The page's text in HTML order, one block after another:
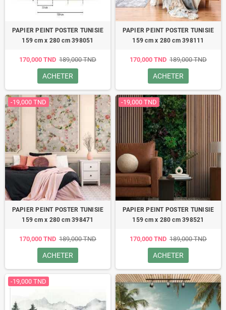
PAPIER PEINT POSTER TUNISIE
159 cm x 280 cm 398051
170,000 TND 189,000 TND
ACHETER
PAPIER PEINT POSTER TUNISIE
159 cm x 280 cm 398111
170,000 TND 189,000 TND
ACHETER
-19,000 TND
PAPIER PEINT POSTER TUNISIE
159 cm x 280 cm 398471
170,000 TND 189,000 TND
ACHETER
-19,000 TND
PAPIER PEINT POSTER TUNISIE
159 cm x 280 cm 398521
170,000 TND 189,000 TND
ACHETER
-19,000 TND